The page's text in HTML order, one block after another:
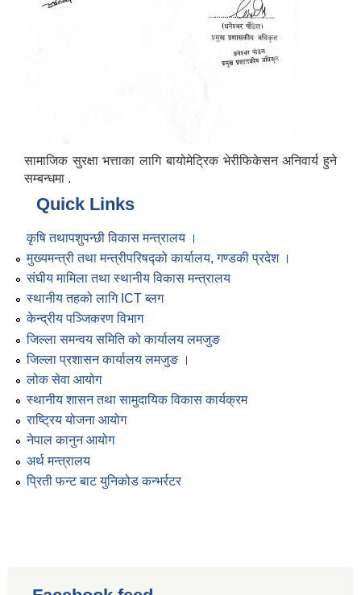
सामाजिक सुरक्षा भत्ताका लागि बायोमेट्रिक भेरीफिकेसन अनिवार्य हुने
सम्बन्धमा .
Quick Links
कृषि तथापशुपन्छी विकास मन्त्रालय ।
मुख्यमन्त्री तथा मन्त्रीपरिषद्को कार्यालय, गण्डकी प्रदेश ।
संघीय मामिला तथा स्थानीय विकास मन्त्रालय
स्थानीय तहको लागि ICT ब्लग
केन्द्रीय पञ्जिकरण विभाग
जिल्ला समन्वय समिति को कार्यालय लमजुङ
जिल्ला प्रशासन कार्यालय लमजुङ ।
लोक सेवा आयोग
स्थानीय शासन तथा सामुदायिक विकास कार्यक्रम
राष्ट्रिय योजना आयोग
नेपाल कानुन आयोग
अर्थ मन्त्रालय
प्रिती फन्ट बाट युनिकोड कन्भर्रटर